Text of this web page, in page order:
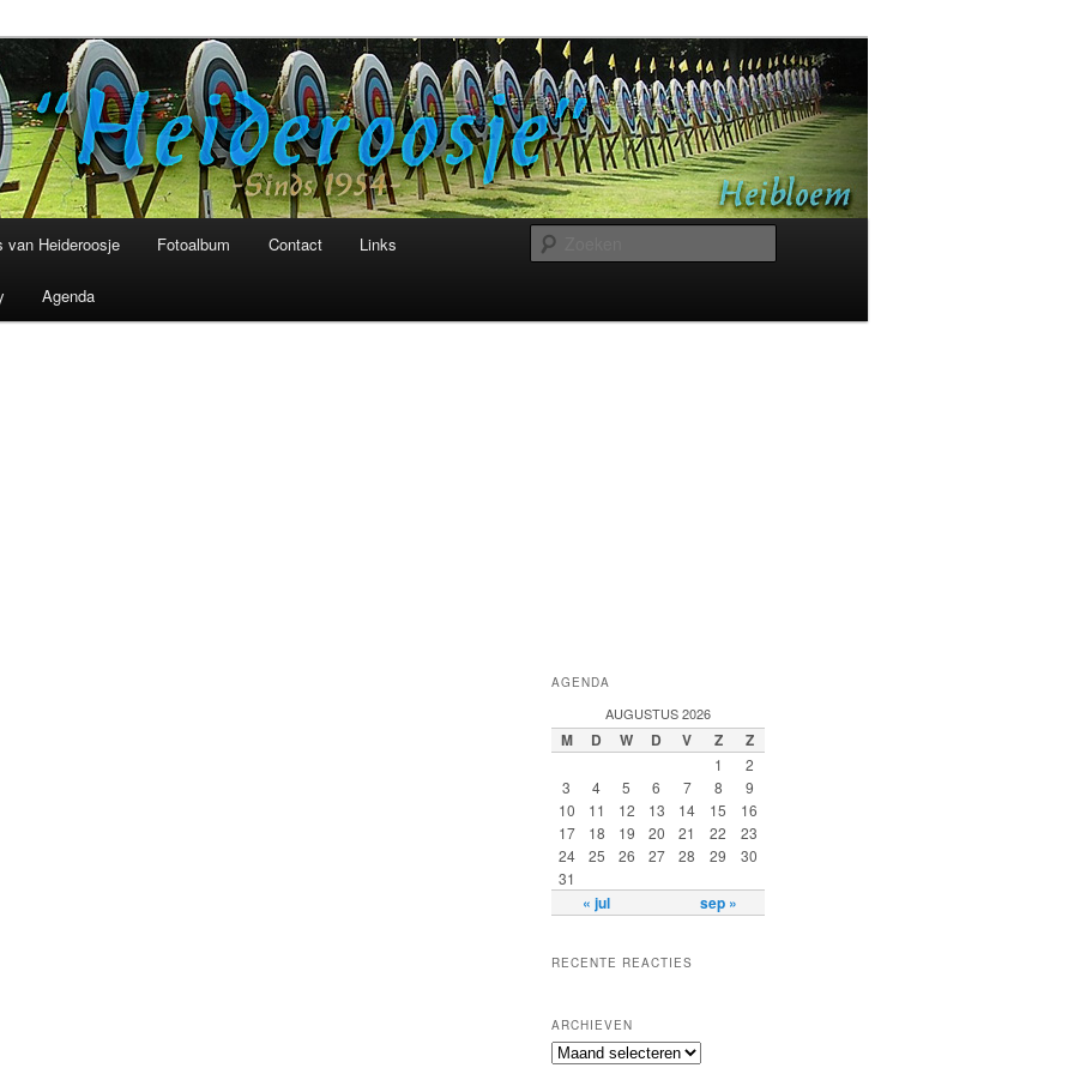
Heideroosje Heibloem
van Heideroosje Fotoalbum Contact Links
Agenda
AGENDA
AUGUSTUS 2026
M D W D V Z Z
1
2
3
4 5 6 7 8
9
10
11 12 13 14 15
16
17
18 19 20 21 22
23
24
25 26 27 28 29
30
31
« jul sep »
RECENTE REACTIES
ARCHIEVEN
Archieven